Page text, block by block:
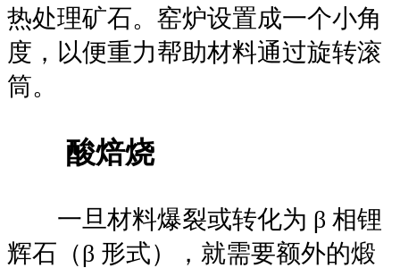
热处理矿石。窑炉设置成一个小角
度，以便重力帮助材料通过旋转滚
筒。
酸焙烧
一旦材料爆裂或转化为 β 相锂
辉石（β 形式），就需要额外的煅